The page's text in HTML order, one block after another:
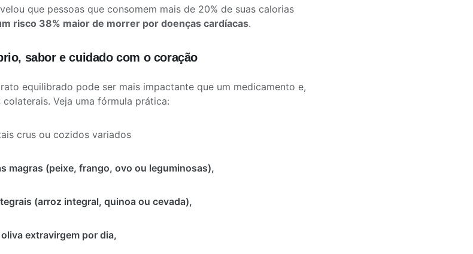
que pessoas que consomem mais de 20% de suas calorias
risco 38% maior de morrer por doenças cardíacas.
sabor e cuidado com o coração
equilibrado pode ser mais impactante que um medicamento e,
Veja uma fórmula prática:
crus ou cozidos variados
magras (peixe, frango, ovo ou leguminosas),
(arroz integral, quinoa ou cevada),
extravirgem por dia,